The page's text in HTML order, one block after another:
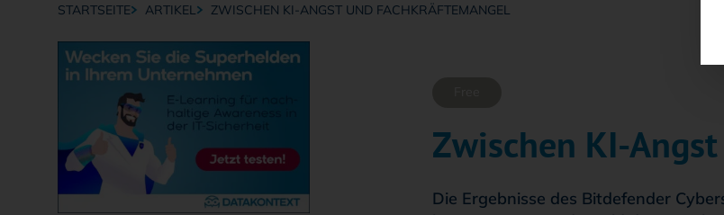
Breadcrumb-Navigation
STARTSEITE ARTIKEL ZWISCHEN KI-ANGST UND FACHKRÄFTEMANGEL
Zwischen KI-
Die Ergebnisse des Bitdefender